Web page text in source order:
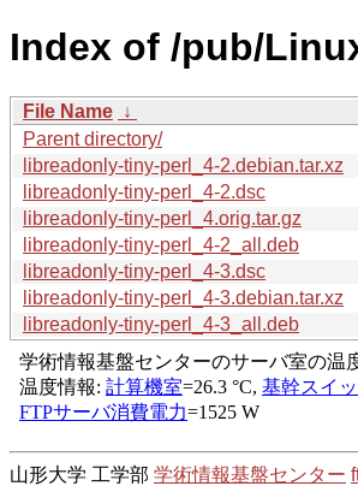
Index of /pub/
File Name ↓
Parent directory/
libreadonly-tiny-perl_4-2.debian.tar.xz
libreadonly-tiny-perl_4-2.dsc
libreadonly-tiny-perl_4.orig.tar.gz
libreadonly-tiny-perl_4-2_all.deb
libreadonly-tiny-perl_4-3.dsc
libreadonly-tiny-perl_4-3.debian.tar.xz
libreadonly-tiny-perl_4-3_all.deb
山形大学 工学部 学術情報基盤センター